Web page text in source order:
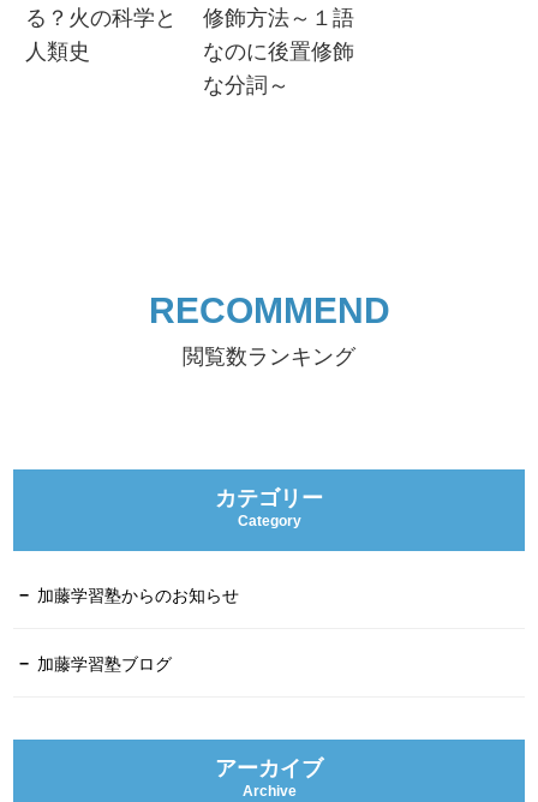
る？火の科学と
人類史
修飾方法～１語
なのに後置修飾
な分詞～
RECOMMEND
閲覧数ランキング
カテゴリー
Category
加藤学習塾からのお知らせ
加藤学習塾ブログ
アーカイブ
Archive